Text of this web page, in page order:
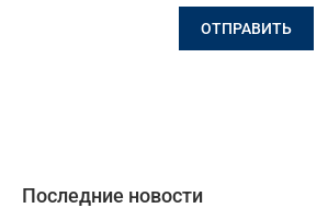
Последние новости